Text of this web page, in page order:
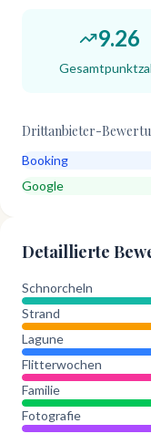
9.26
Drittanbieter-
Booking
Google
Detaillierte
Schnorcheln
Strand
Lagune
Flitterwochen
Familie
Fotografie